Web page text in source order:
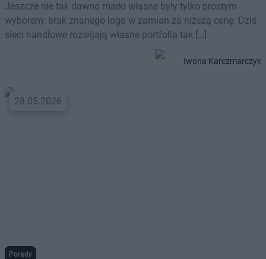
Jeszcze nie tak dawno marki własne były tylko prostym
wyborem: brak znanego logo w zamian za niższą cenę. Dziś
sieci handlowe rozwijają własne portfolia tak […]
Iwona Karczmarczyk
28.05.2026
Porady